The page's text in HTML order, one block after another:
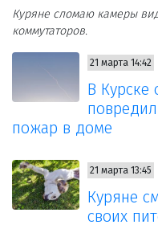
Куряне сломаю камеры
коммутаторов.
21 марта 14:42
В Курске
пожар в доме
21 марта 13:45
Куряне
своих